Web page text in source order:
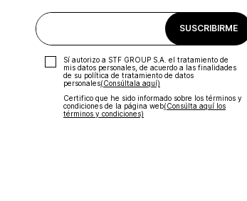
SUSCRIBIRME
Sí autorizo a STF GROUP S.A. el tratamiento de
mis datos personales, de acuerdo a las finalidades
de su política de tratamiento de datos
personales‎(Consúltala aquí)
Certifico que he sido informado sobre los términos y
condiciones de la página web‎(Consúlta aquí los
términos y condiciones)